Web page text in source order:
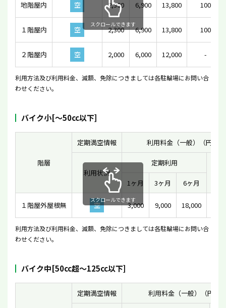
地階屋内 空 2,300 6,900 13,800 100
１階屋内 空 2,300 6,900 13,800 100
２階屋内 空 2,000 6,000 12,000 -
スクロールできます
利用方法及び利用料金、減額、免除につきましては各駐輪場にお問い合
わせください。
バイク小[〜50cc以下]
階層
定期満空情報 利用料金（一般）（円）
利用状況
定期利用
1ヶ月
3ヶ月 6ヶ月
１階屋外屋根無 空 3,000 9,000 18,000
スクロールできます
利用方法及び利用料金、減額、免除につきましては各駐輪場にお問い合
わせください。
バイク中[50cc超〜125cc以下]
定期満空情報 利用料金（一般）（円）